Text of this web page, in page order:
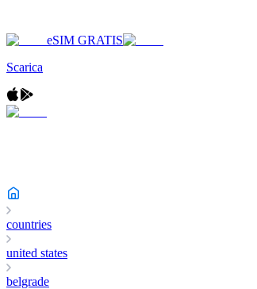
eSIM GRATIS
Scarica
countries
united states
belgrade